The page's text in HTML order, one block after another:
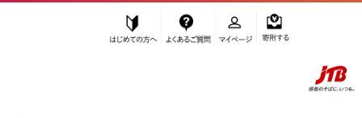
ふるぽ JTBのふるさと納税サイト